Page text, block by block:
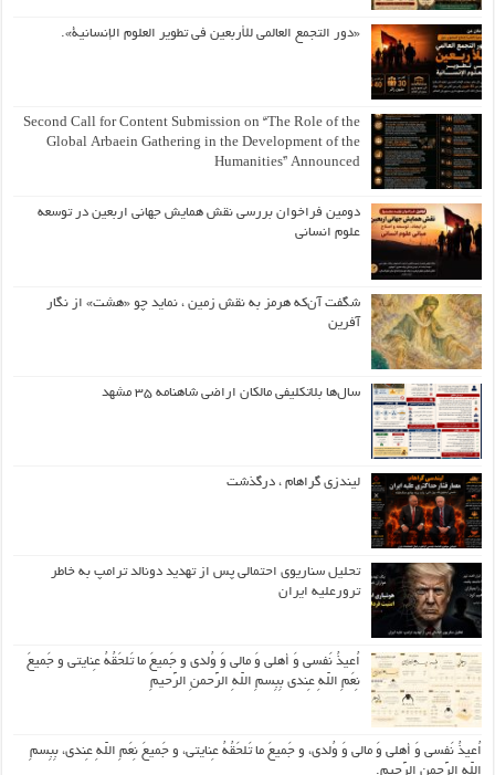
«دور التجمع العالمي للأربعين في تطوير العلوم الإنسانية».
Second Call for Content Submission on “The Role of the
Global Arbaein Gathering in the Development of the
Humanities” Announced
دومین فراخوان بررسی نقش همایش جهانی اربعین در توسعه
علوم انسانی
شگفت آن‌که هرمز به نقش زمین ، نماید چو «هشت» از نگار
آفرین
سال‌ها بلاتکلیفی مالکان اراضی شاهنامه ۳۵ مشهد
لیندزی گراهام ، درگذشت
تحلیل سناریوی احتمالی پس از تهدید دونالد ترامپ به خاطر
ترورعلیه ایران
اُعیذُ نَفسی وَ أهلی وَ مالی وَ وُلدی و جَمیعَ ما تَلحَقُهُ عِنایتی و جَمیعَ
نِعَمِ اللّهِ عِندی بِبِسمِ اللّهِ الرَّحمنِ الرَّحیمِ
اُعیذُ نَفسی وَ أهلی وَ مالی وَ وُلدی، و جَمیعَ ما تَلحَقُهُ عِنایتی، و جَمیعَ نِعَمِ اللّهِ عِندی، بِبِسمِ
اللّهِ الرَّحمنِ الرَّحیمِ.